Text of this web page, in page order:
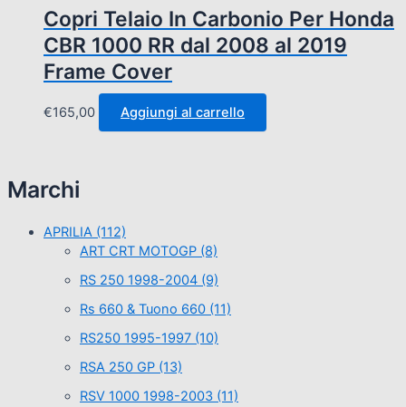
Marchi
APRILIA (112)
ART CRT MOTOGP (8)
RS 250 1998-2004 (9)
Rs 660 & Tuono 660 (11)
RS250 1995-1997 (10)
RSA 250 GP (13)
RSV 1000 1998-2003 (11)
Copri Telaio In Carbonio Per Honda
CBR 1000 RR dal 2008 al 2019
Frame Cover
€165,00 Aggiungi al carrello